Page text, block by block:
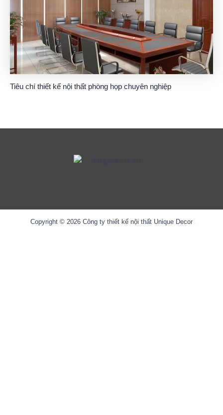
Tiêu chí thiết kế nội thất phòng họp chuyên nghiệp
Copyright © 2026 Công ty thiết kế nội thất Unique Decor